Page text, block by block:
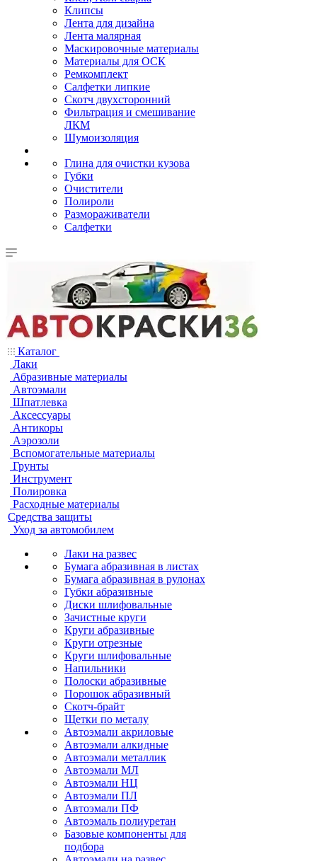
Клипсы
Лента для дизайна
Лента малярная
Маскировочные материалы
Материалы для ОСК
Ремкомплект
Салфетки липкие
Скотч двухсторонний
Фильтрация и смешивание
ЛКМ
Шумоизоляция
Глина для очистки кузова
Губки
Очистители
Полироли
Размораживатели
Салфетки
Каталог
Лаки
Абразивные материалы
Автоэмали
Шпатлевка
Аксессуары
Антикоры
Аэрозоли
Вспомогательные материалы
Грунты
Инструмент
Полировка
Расходные материалы
Средства защиты
Уход за автомобилем
Лаки на развес
Бумага абразивная в листах
Бумага абразивная в рулонах
Губки абразивные
Диски шлифовальные
Зачистные круги
Круги абразивные
Круги отрезные
Круги шлифовальные
Напильники
Полоски абразивные
Порошок абразивный
Скотч-брайт
Щетки по металу
Автоэмали акриловые
Автоэмали алкидные
Автоэмали металлик
Автоэмали МЛ
Автоэмали НЦ
Автоэмали ПЛ
Автоэмали ПФ
Автоэмаль полиуретан
Базовые компоненты для
подбора